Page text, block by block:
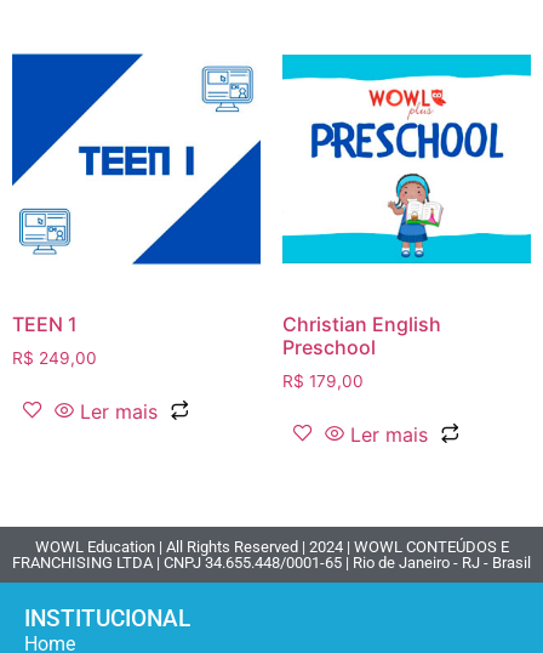
TEEN 1
R$ 249,00
Ler mais
Christian English
Preschool
R$ 179,00
Ler mais
WOWL Education | All Rights Reserved | 2024 | WOWL CONTEÚDOS E
FRANCHISING LTDA | CNPJ 34.655.448/0001-65 | Rio de Janeiro - RJ - Brasil
INSTITUCIONAL
Home